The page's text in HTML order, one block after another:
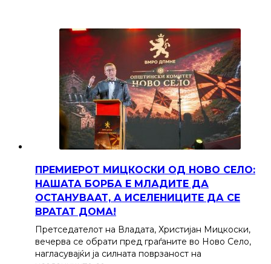
ПРЕМИЕРОТ МИЦКОСКИ ОД НОВО СЕЛО:
НАШАТА БОРБА Е МЛАДИТЕ ДА
ОСТАНУВААТ, А ИСЕЛЕНИЦИТЕ ДА СЕ
ВРАТАТ ДОМА!
Претседателот на Владата, Христијан Мицкоски,
вечерва се обрати пред граѓаните во Ново Село,
нагласувајќи ја силната поврзаност на